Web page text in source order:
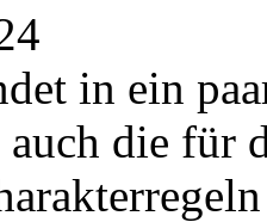
in ein
die für